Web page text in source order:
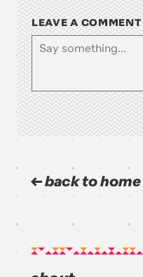
LEAVE A COMMENT
back to home